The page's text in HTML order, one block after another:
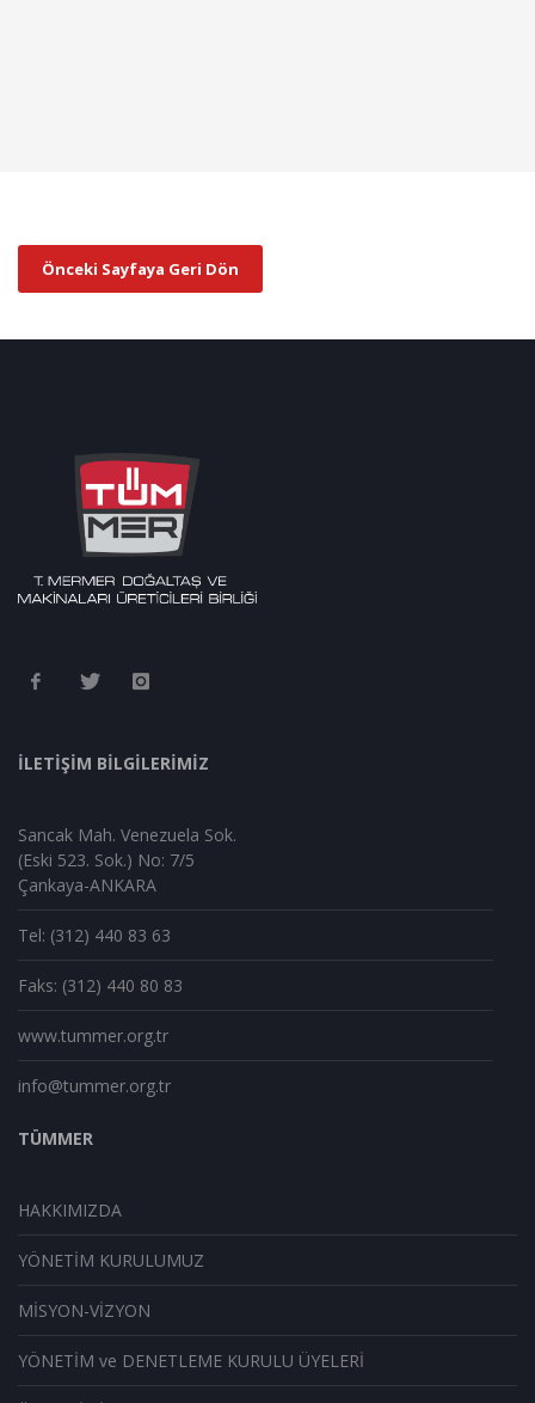
İLETİŞİM BİLGİLERİMİZ
Sancak Mah. Venezuela Sok.
(Eski 523. Sok.) No: 7/5
Çankaya-ANKARA
Tel: (312) 440 83 63
Faks: (312) 440 80 83
www.tummer.org.tr
info@tummer.org.tr
TÜMMER
HAKKIMIZDA
YÖNETİM KURULUMUZ
MİSYON-VİZYON
YÖNETİM ve DENETLEME KURULU ÜYELERİ